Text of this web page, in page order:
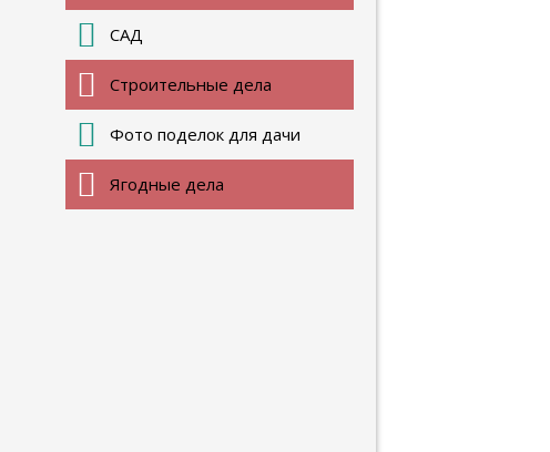
САД
Строительные дела
Фото поделок для дачи
Ягодные дела